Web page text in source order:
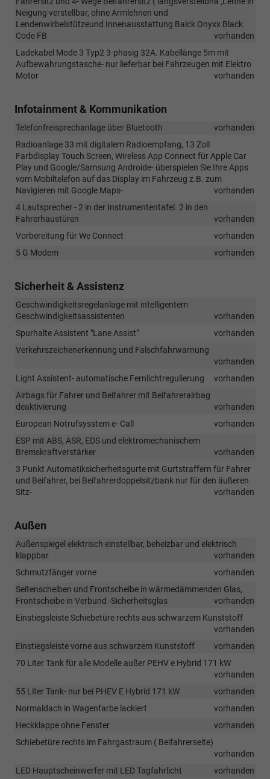
Neigung verstellbar, ohne Armlehnen und
Lendenwirbelstützeund Innenausstattung Balck Onyxx Black
Code FB
vorhanden
Ladekabel Mode 3 Typ2 3-phasig 32A. Kabellänge 5m mit
Aufbewahrungstasche- nur lieferbar bei Fahrzeugen mit Elektro
Motor
vorhanden
Infotainment & Kommunikation
Telefonfreisprechanlage über Bluetooth
vorhanden
Radioanlage 33 mit digitalem Radioempfang, 13 Zoll
Farbdisplay Touch Screen, Wireless App Connect für Apple Car
Play und Google/Samsung Androide- überspielen Sie Ihre Apps
vom Mobiltelefon auf das Display im Fahrzeug z.B. zum
Navigieren mit Google Maps-
vorhanden
4 Lautsprecher - 2 in der Instrumententafel. 2 in den
Fahrerhaustüren
vorhanden
Vorbereitung für We Connect
vorhanden
5 G Modem
vorhanden
Sicherheit & Assistenz
Geschwindigkeitsregelanlage mit intelligentem
Geschwindigkeitsassistenten
vorhanden
Spurhalte Assistent "Lane Assist"
vorhanden
Verkehrszeichenerkennung und Falschfahrwarnung
vorhanden
Light Assistent- automatische Fernlichtregulierung
vorhanden
Airbags für Fahrer und Beifahrer mit Beifahrerairbag
deaktivierung
vorhanden
European Notrufsysstem e- Call
vorhanden
ESP mit ABS, ASR, EDS und elektromechanischem
Bremskraftverstärker
vorhanden
3 Punkt Automatiksicherheitsgurte mit Gurtstraffern für Fahrer
und Beifahrer, bei Beifahrerdoppelsitzbank nur für den äußeren
Sitz-
vorhanden
Außen
Außenspiegel elektrisch einstellbar, beheizbar und elektrisch
klappbar
vorhanden
Schmutzfänger vorne
vorhanden
Seitenscheiben und Frontscheibe in wärmedämmenden Glas,
Frontscheibe in Verbund -Sicherheitsglas
vorhanden
Einstiegsleiste Schiebetüre rechts aus schwarzem Kunststoff
vorhanden
Einstiegsleiste vorne aus schwarzem Kunststoff
vorhanden
70 Liter Tank für alle Modelle außer PEHV e Hybrid 171 kW
vorhanden
55 Liter Tank- nur bei PHEV E Hybrid 171 kW
vorhanden
Normaldach in Wagenfarbe lackiert
vorhanden
Heckklappe ohne Fenster
vorhanden
Schiebetüre rechts im Fahrgastraum ( Beifahrerseite)
vorhanden
LED Hauptscheinwerfer mit LED Tagfahrlicht
vorhanden